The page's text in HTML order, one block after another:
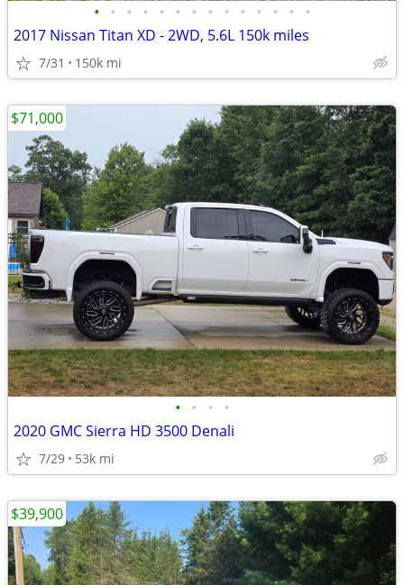
• • • • • • • • • • • • • •
2017 Nissan Titan XD - 2WD, 5.6L 150k miles
7/31 150k mi
• • • •
2020 GMC Sierra HD 3500 Denali
7/29 53k mi
$71,000
$39,900